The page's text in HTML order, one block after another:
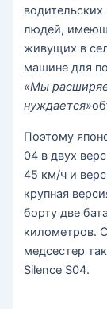
людей,
живущих в
машине для
«Мы
нуждается»
Поэтому
04 в двух
45 км/ч и
крупная
борту две
километров.
медсестер
Silence S04.